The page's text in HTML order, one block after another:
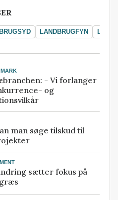
LANDBRUGFYN
- Vi forlanger
og
man søge tilskud til
sætter fokus på